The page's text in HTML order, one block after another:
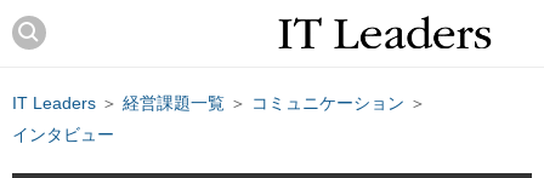
IT Leaders ＞ 経営課題一覧 ＞ コミュニケーション ＞
インタビュー